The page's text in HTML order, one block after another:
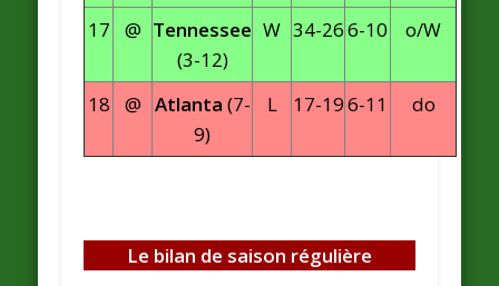
17 @ Tennessee
(3-12)
W 34-266-10 o/W
18 @ Atlanta (7-
9)
L 17-196-11 do
Le bilan de saison régulière